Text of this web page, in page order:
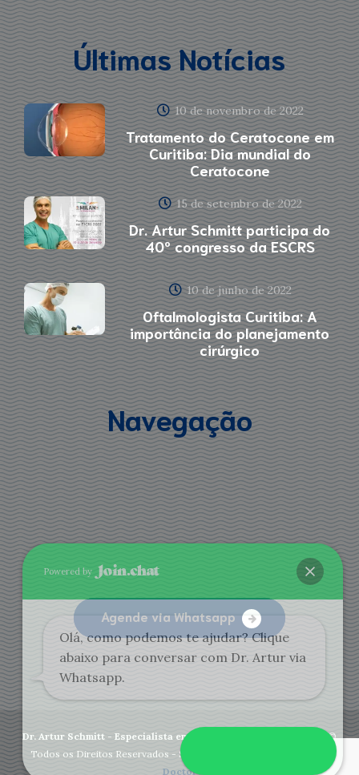
Últimas Notícias
10 de novembro de 2022
Tratamento do Ceratocone em
Curitiba: Dia mundial do
Ceratocone
15 de setembro de 2022
Dr. Artur Schmitt participa do
40º congresso da ESCRS
10 de junho de 2022
Oftalmologista Curitiba: A
importância do planejamento
cirúrgico
Navegação
Agende via Whatsapp
Dr. Artur Schmitt - Especialista em Ceratocone Curitiba
- 2020 ©
Todos os Direitos Reservados - Site desenvolvido por
Doctor
Powered by
Olá, como podemos te ajudar? Clique
abaixo para conversar com Dr. Artur via
Whatsapp.